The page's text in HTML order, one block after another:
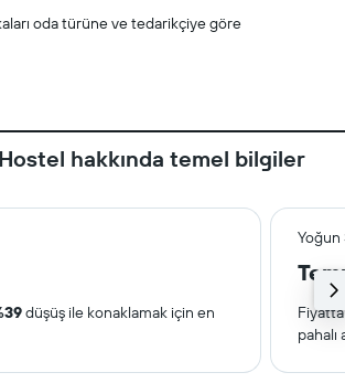
oda türüne ve tedarikçiye göre
hakkında temel bilgiler
Yoğun
düşüş ile konaklamak için en
pahalı